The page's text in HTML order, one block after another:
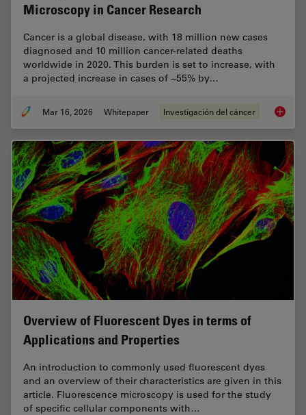
Microscopy in Cancer Research
Cancer is a global disease, with 18 million new cases
diagnosed and 10 million cancer-related deaths
worldwide in 2020. This burden is set to increase, with
a projected increase in cases of ~55% by…
Mar 16, 2026 Whitepaper Investigación del cáncer
Overview of Fluorescent Dyes in terms of
Applications and Properties
An introduction to commonly used fluorescent dyes
and an overview of their characteristics are given in this
article. Fluorescence microscopy is used for the study
of specific cellular components with…